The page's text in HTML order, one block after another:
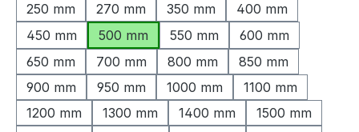
250 mm
270 mm 350 mm
400 mm
450 mm
500 mm 550 mm
600 mm
650 mm
700 mm 800 mm
850 mm
900 mm
950 mm 1000 mm
1100 mm
1200 mm
1300 mm 1400 mm
1500 mm